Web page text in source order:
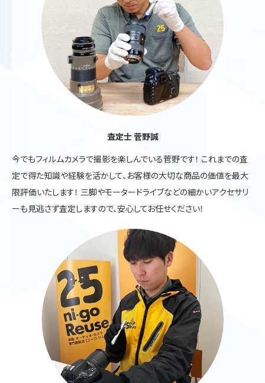
査定士 菅野誠
今でもフィルムカメラで撮影を楽しんでいる菅野です！ これまでの査
定で得た知識や経験を活かして、お客様の大切な商品の価値を最大
限評価いたします！ 三脚やモータードライブなどの細かいアクセサリ
ーも見逃さず査定しますので、安心してお任せください！